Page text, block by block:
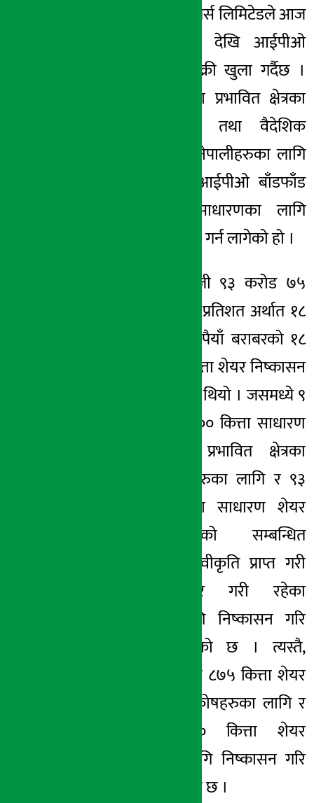
काठमाडौँ । स्नो रिभर्स लिमिटेडले आज
देखि आईपीओ
तथा बिक्रीखुला गर्दैछ ।
कम्पनीले आयोजना प्रभावित क्षेत्रका
बासिन्दा तथा वैदेशिक
नेपालीहरुकालागि
गरेको आईपीओबाँडफाँड
पश्चात अब सर्वसाधारणका लागि
गर्न लागेको हो ।
कम्पनीले जारी पूँजी ९३ करोड ७५
लाख रुपैयाँको २० प्रतिशत अर्थात १८
करोड ७५ लाख रुपैयाँ बराबरको १८
लाख ७५ हजार कित्ता शेयरनिष्कासन
गर्ने अनुमति पाएको थियो । जसमध्ये ९
लाख ३७ हजार ५०० कित्ता साधारण
सेयर आयोजना प्रभावित क्षेत्रका
बासिन्दाहरुकालागि र ९३
हजार ७५० कित्ता साधारण शेयर
नेपाल सरकारको सम्बन्धित
स्वीकृतिप्राप्त गरी
विदेशमा रोजगार गरी रहेका
लागिनिष्कासनगरि
गरिसकेको छ । त्यस्तै,
कम्पनीले ४६ हजार ८७५ कित्ता शेयर
कोषहरुकालागि र
१८ हजार ७५० कित्ता शेयर
लागिनिष्कासनगरि
गरिसकेको छ ।